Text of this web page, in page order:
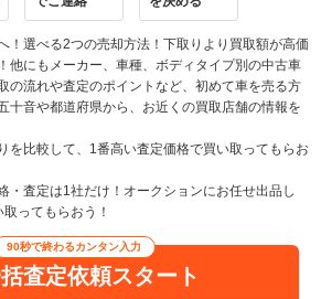
！選べる2つの売却方法！下取りより買取額が高価
他にもメーカー、車種、ボディタイプ別の中古車
の流れや査定のポイントなど、初めて車を売る方
十音や都道府県から、お近くの買取店舗の情報を
を比較して、1番高い査定価格で買い取ってもらお
・査定は1社だけ！オークションにお任せ出品し
ってもらおう！
90秒で終わるカンタン入力
査定依頼スタート